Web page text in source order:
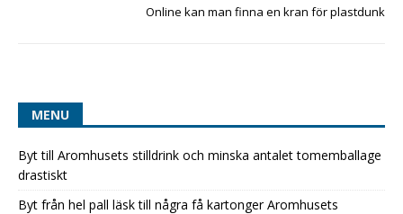
Online kan man finna en kran för plastdunk
MENU
Byt till Aromhusets stilldrink och minska antalet tomemballage
drastiskt
Byt från hel pall läsk till några få kartonger Aromhusets